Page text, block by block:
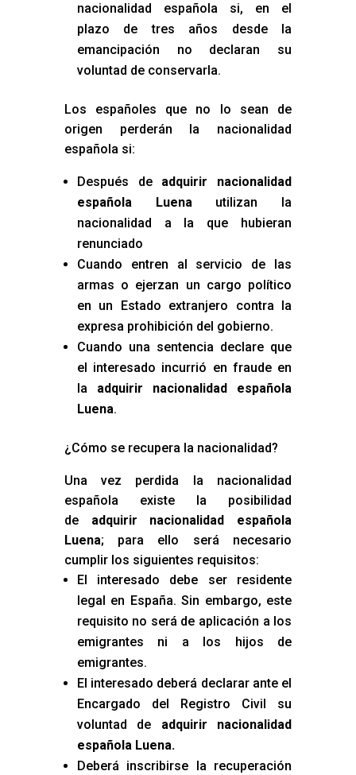
nacionalidad española si, en el
plazo de tres años desde la
emancipación no declaran su
voluntad de conservarla.
Los españoles que no lo sean de
origen perderán la nacionalidad
española si:
Después de adquirir nacionalidad
española Luenautilizan la
nacionalidad a la que hubieran
renunciado
Cuando entren al servicio de las
armas o ejerzan un cargo político
en un Estado extranjero contra la
expresa prohibición del gobierno.
Cuando una sentencia declare que
el interesado incurrió en fraude en
la adquirir nacionalidad española
Luena.
¿Cómo se recupera la nacionalidad?
Una vez perdida la nacionalidad
española existe la posibilidad
de adquirir nacionalidad española
Luena; para ello será necesario
cumplir los siguientes requisitos:
El interesado debe ser residente
legal en España. Sin embargo, este
requisito no será de aplicación a los
emigrantes ni a los hijos de
emigrantes.
El interesado deberá declarar ante el
Encargado del Registro Civil su
voluntad de adquirir nacionalidad
española Luena.
Deberá inscribirse la recuperación